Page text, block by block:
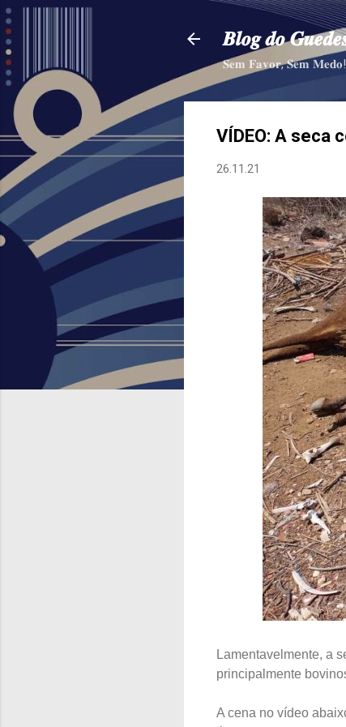
𝑩𝒍𝒐𝒈 𝒅𝒐
𝐒𝐞𝐦 𝐅𝐚𝐯𝐨𝐫, 𝐒𝐞𝐦 𝐌𝐞𝐝𝐨!
VÍDEO: A seca
26.11.21
Lamentavelmente, a
principalmente
A cena no vídeo